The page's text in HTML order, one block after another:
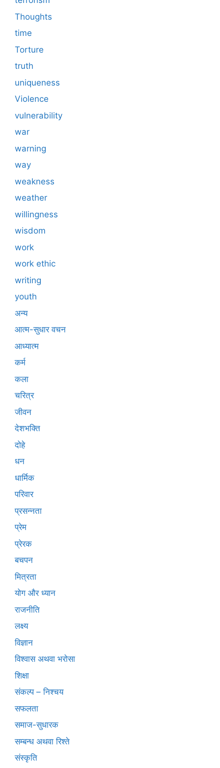
Thoughts
time
Torture
truth
uniqueness
Violence
vulnerability
war
warning
way
weakness
weather
willingness
wisdom
work
work ethic
writing
youth
अन्य
आत्म-सुधार वचन
आध्यात्म
कर्म
कला
चरित्र
जीवन
देशभक्ति
दोहे
धन
धार्मिक
परिवार
प्रसन्नता
प्रेम
प्रेरक
बचपन
मित्रता
योग और ध्यान
राजनीति
लक्ष्य
विज्ञान
विश्वास अथवा भरोसा
शिक्षा
संकल्प – निश्चय
सफलता
समाज-सुधारक
सम्बन्ध अथवा रिश्ते
संस्कृति